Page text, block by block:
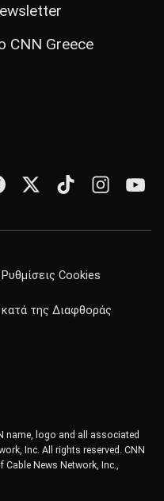
CNN Greece
Ρυθμίσεις Cookies
κατά της Διαφθοράς
name, logo and all associated
Inc. All rights reserved. CNN
News Network, Inc.,